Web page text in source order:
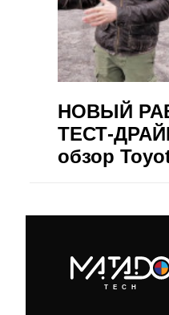
НОВЫЙ
ТЕСТ-
обзор
TECH